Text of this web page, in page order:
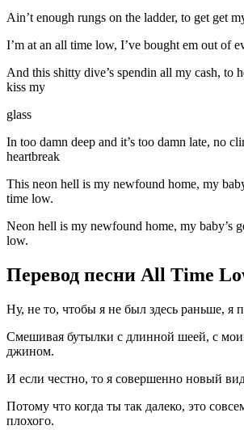
Ain’t enough rungs on the ladder, to get get
I’m at an all time low, I’ve bought em out of
And this shitty dive’s spendin all my cash, to
kiss my
glass
In too damn deep and it’s too damn late, no
heartbreak
This neon hell is my newfound home, my
time low.
Neon hell is my newfound home, my baby’s
low.
Перевод песни All Time
Ну, не то, чтобы я не был здесь раньше, я
Смешивая бутылки с длинной шеей, с
джином.
И если честно, то я совершенно новый
Потому что когда ты так далеко, это
плохого.